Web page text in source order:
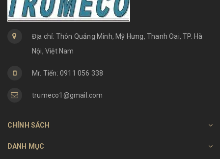
Địa chỉ: Thôn Quảng Minh, Mỹ Hưng, Thanh Oai, TP. Hà
Nội, Việt Nam
Mr. Tiến: 0911 056 338
trumeco1@gmail.com
CHÍNH SÁCH
DANH MỤC